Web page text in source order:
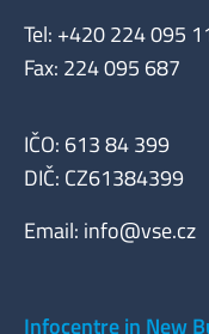
Tel: +420 224 095
Fax: 224 095 687
IČO: 613 84 399
DIČ: CZ61384399
Email: info@vse.cz
Infocentre in New